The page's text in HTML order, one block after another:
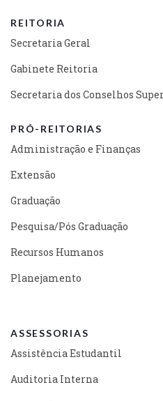
REITORIA
Secretaria Geral
Gabinete Reitoria
Secretaria dos Conselhos
PRÓ-REITORIAS
Administração e Finanças
Extensão
Graduação
Pesquisa/Pós Graduação
Recursos Humanos
Planejamento
ASSESSORIAS
Assistência Estudantil
Auditoria Interna